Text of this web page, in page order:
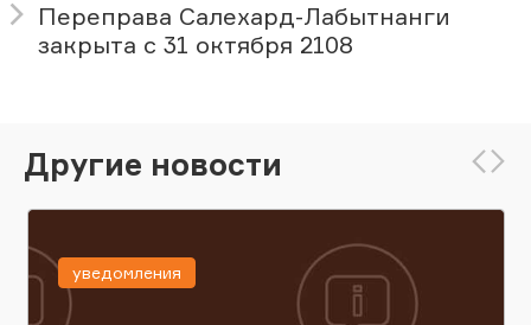
Переправа Салехард-Лабытнанги
закрыта с 31 октября 2108
Другие новости
уведомления